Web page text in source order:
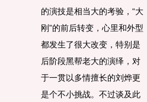
的演技是相当大的考验，“大
刚”的前后转变，心里和外型
都发生了很大改变，特别是
后阶段黑帮老大的演绎，对
于一贯以多情擅长的刘烨更
是个不小挑战。不过谈及此